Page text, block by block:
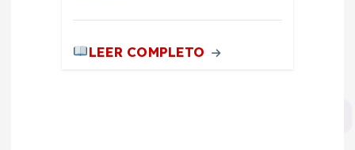
LEER COMPLETO